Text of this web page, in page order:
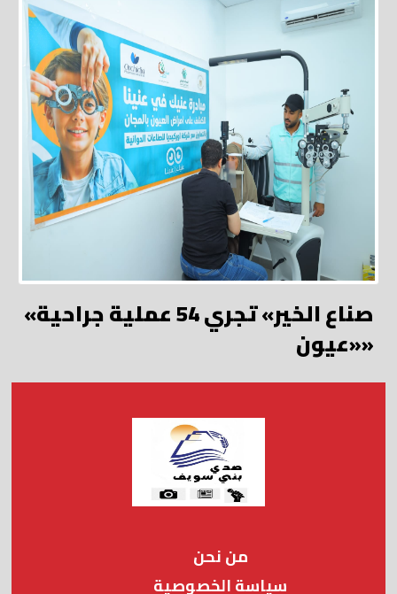
«صناع الخير» تجري 54 عملية جراحية
«عيون»
من نحن
سياسة الخصوصية